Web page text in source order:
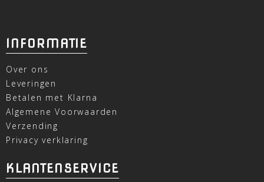
INFORMATIE
Over ons
Leveringen
Betalen met Klarna
Algemene Voorwaarden
Verzending
Privacy verklaring
KLANTENSERVICE